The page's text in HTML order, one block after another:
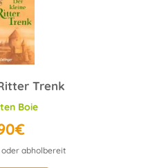
Trenk
Boie
abholbereit